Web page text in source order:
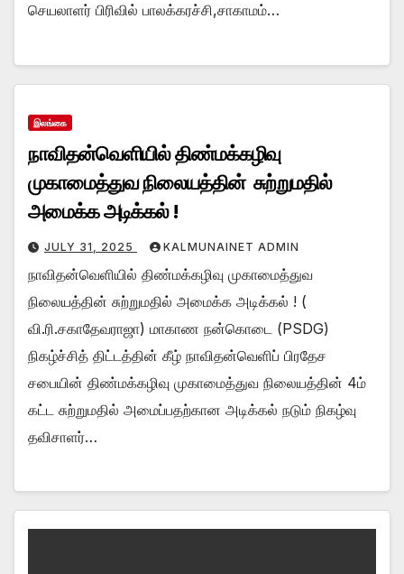
செயலாளர் பிரிவில் பாலக்கரச்சி,சாகாமம்…
இலங்கை
நாவிதன்வெளியில் திண்மக்கழிவு
முகாமைத்துவ நிலையத்தின் சுற்றுமதில்
அமைக்க அடிக்கல் !
JULY 31, 2025 KALMUNAINET ADMIN
நாவிதன்வெளியில் திண்மக்கழிவு முகாமைத்துவ
நிலையத்தின் சுற்றுமதில் அமைக்க அடிக்கல் ! (
வி.ரி.சகாதேவராஜா) மாகாண நன்கொடை (PSDG)
நிகழ்ச்சித் திட்டத்தின் கீழ் நாவிதன்வெளிப் பிரதேச
சபையின் திண்மக்கழிவு முகாமைத்துவ நிலையத்தின் 4ம்
கட்ட சுற்றுமதில் அமைப்பதற்கான அடிக்கல் நடும் நிகழ்வு
தவிசாளர்…